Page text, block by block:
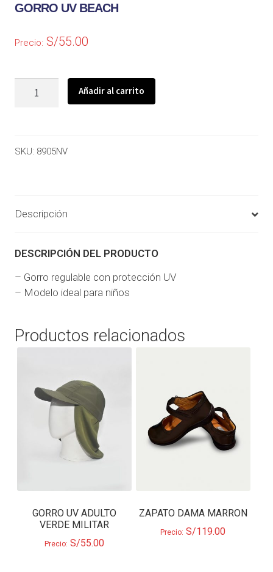
GORRO UV BEACH
Precio: S/55.00
Añadir al carrito
SKU: 8905NV
Descripción
DESCRIPCIÓN DEL PRODUCTO
– Gorro regulable con protección UV
– Modelo ideal para niños
Productos relacionados
GORRO UV ADULTO
VERDE MILITAR
Precio: S/55.00
ZAPATO DAMA MARRON
Precio: S/119.00